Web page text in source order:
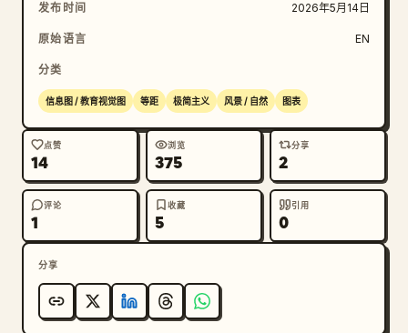
960 万平方公里，世界排名：第 3；人口密度 — 约 147
人/平方公里。
中右侧经济图表卡片：一张圆角白色卡片，标题为“经济概
览”，副标题为“(名义 GDP)”，并附有小标签“万亿美
2022、2023 年，数值分别为 14.72、16.86、17.96、
17.79。2020–2022 年使用蓝色柱状，2023 年使用红色
柱状。
左下角产业卡片：一张圆角白色卡片，标题为“产业构成
39.7%，红色代表服务业 53.2%，绿色代表农业 7.1%。
添加带有相同 3 个标签和百分比的图例。
发布时间 2026年5月14日
原始语言 EN
分类
信息图 / 教育视觉图 等距 极简主义 风景 / 自然 图表
点赞
14
浏览
375
分享
2
评论
1
收藏
5
引用
0
分享